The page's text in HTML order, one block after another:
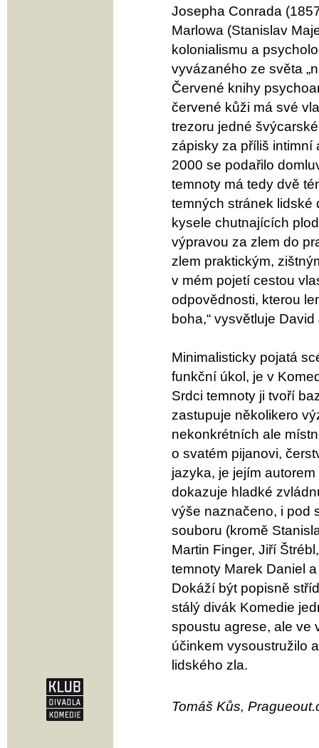
Josepha Conrada
Marlowa (Stanislav
kolonialismu a
vyvázaného ze světa
Červené knihy
červené kůži má své
trezoru jedné
zápisky za příliš intimní
2000 se podařilo
temnoty má tedy dvě
temných stránek lidské
kysele chutnajících
výpravou za zlem do
zlem praktickým,
v mém pojetí cestou
odpovědnosti, kterou
boha,“ vysvětluje David
Minimalisticky pojatá
funkční úkol, je v
Srdci temnoty ji tvoří
zastupuje několikero
nekonkrétních ale
o svatém pijanovi,
jazyka, je jejím
dokazuje hladké
výše naznačeno, i pod
souboru (kromě
Martin Finger, Jiří
temnoty Marek Daniel
Dokáží být popisně
stálý divák Komedie
spoustu agrese, ale ve
účinkem vysoustružilo
lidského zla.
Tomáš Kůs,